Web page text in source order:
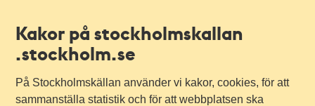
Kakor på stockholmskallan
.stockholm.se
På Stockholmskällan använder vi kakor, cookies, för att
sammanställa statistik och för att webbplatsen ska